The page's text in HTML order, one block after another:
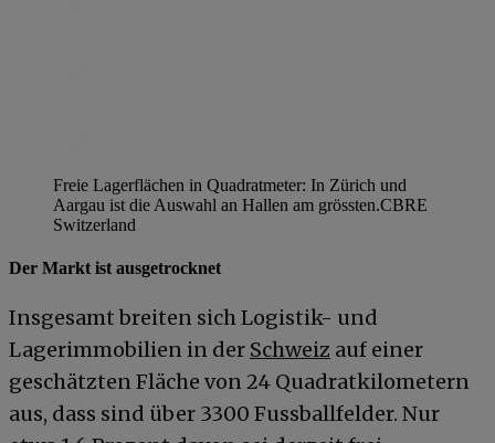
Freie Lagerflächen in Quadratmeter: In Zürich und
Aargau ist die Auswahl an Hallen am grössten.CBRE
Switzerland
Der Markt ist ausgetrocknet
Insgesamt breiten sich Logistik- und
Lagerimmobilien in der Schweiz auf einer
geschätzten Fläche von 24 Quadratkilometern
aus, dass sind über 3300 Fussballfelder. Nur